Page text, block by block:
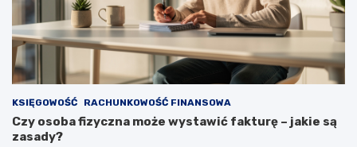
KSIĘGOWOŚĆ RACHUNKOWOŚĆ FINANSOWA
Czy osoba fizyczna może wystawić fakturę – jakie są
zasady?